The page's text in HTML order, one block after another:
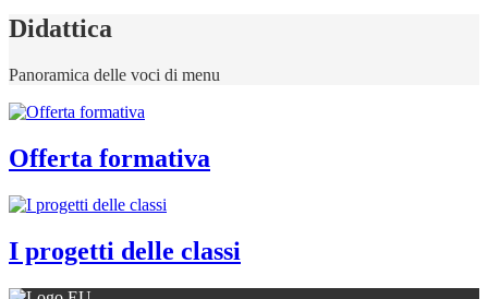
Didattica
Panoramica delle voci di menu
Offerta formativa
I progetti delle classi